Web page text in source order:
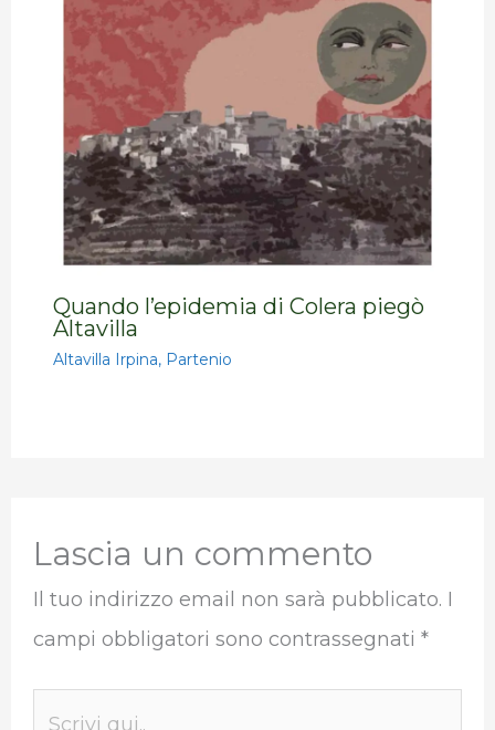
Quando l’epidemia di Colera piegò
Altavilla
Altavilla Irpina, Partenio
Lascia un commento
Il tuo indirizzo email non sarà pubblicato. I
campi obbligatori sono contrassegnati *